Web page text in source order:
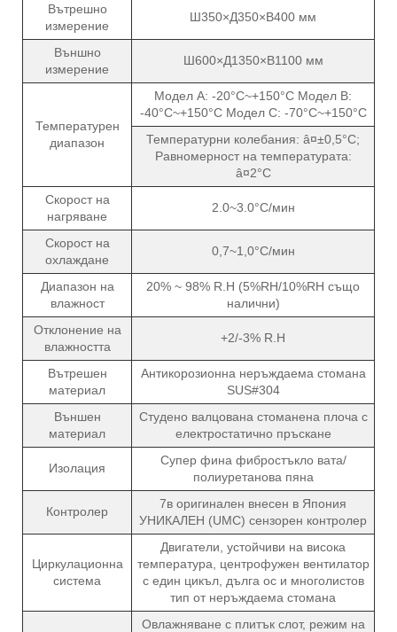
Вътрешно
измерение
Ш350×Д350×В400 мм
Външно
измерение
Ш600×Д1350×В1100 мм
Температурен
диапазон
Модел A: -20°C~+150°C Модел B:
-40°C~+150°C Модел C: -70°C~+150°C
Температурни колебания: â¤±0,5°C;
Равномерност на температурата:
â¤2°C
Скорост на
нагряване
2.0~3.0°C/мин
Скорост на
охлаждане
0,7~1,0°C/мин
Диапазон на
влажност
20% ~ 98% R.H (5%RH/10%RH също
налични)
Отклонение на
влажността
+2/-3% R.H
Вътрешен
материал
Антикорозионна неръждаема стомана
SUS#304
Външен
материал
Студено валцована стоманена плоча с
електростатично пръскане
Изолация
Супер фина фибростъкло вата/
полиуретанова пяна
Контролер
7в оригинален внесен в Япония
УНИКАЛЕН (UMC) сензорен контролер
Циркулационна
система
Двигатели, устойчиви на висока
температура, центрофужен вентилатор
с един цикъл, дълга ос и многолистов
тип от неръждаема стомана
Овлажняване с плитък слот, режим на